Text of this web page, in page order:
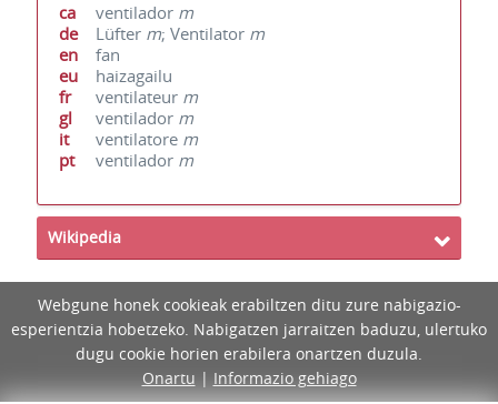
ca ventilador m
de
Lüfter m; Ventilator m
en
fan
eu
haizagailu
fr
ventilateur m
gl
ventilador m
it
ventilatore m
pt
ventilador m
Wikipedia
Webgune honek cookieak erabiltzen ditu zure nabigazio-
esperientzia hobetzeko. Nabigatzen jarraitzen baduzu, ulertuko
dugu cookie horien erabilera onartzen duzula.
Onartu | Informazio gehiago